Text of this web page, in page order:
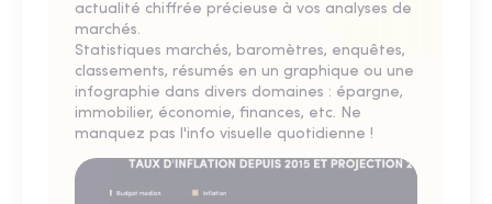
actualité chiffrée précieuse à vos analyses de
marchés.
Statistiques marchés, baromètres, enquêtes,
classements, résumés en un graphique ou une
infographie dans divers domaines : épargne,
immobilier, économie, finances, etc. Ne
manquez pas l'info visuelle quotidienne !